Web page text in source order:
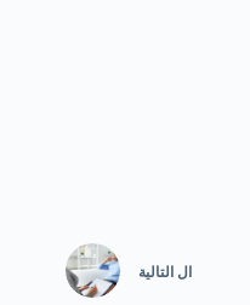
ال التالية